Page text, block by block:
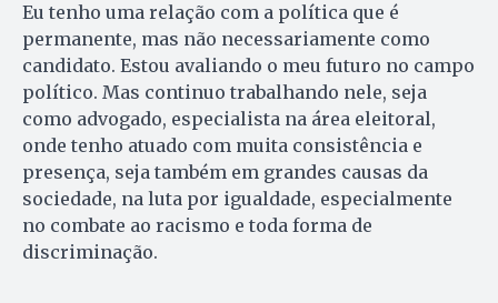
Eu tenho uma relação com a política que é
permanente, mas não necessariamente como
candidato. Estou avaliando o meu futuro no campo
político. Mas continuo trabalhando nele, seja
como advogado, especialista na área eleitoral,
onde tenho atuado com muita consistência e
presença, seja também em grandes causas da
sociedade, na luta por igualdade, especialmente
no combate ao racismo e toda forma de
discriminação.